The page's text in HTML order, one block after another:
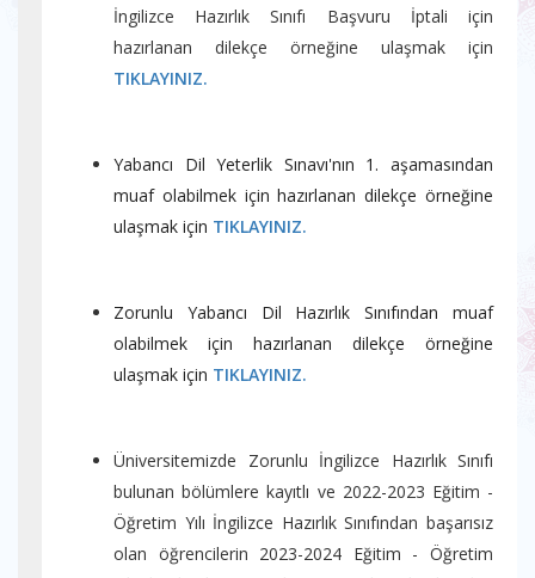
İngilizce Hazırlık Sınıfı Başvuru İptali için
hazırlanan dilekçe örneğine ulaşmak için
TIKLAYINIZ.
Yabancı Dil Yeterlik Sınavı'nın 1. aşamasından
muaf olabilmek için hazırlanan dilekçe örneğine
ulaşmak için TIKLAYINIZ.
Zorunlu Yabancı Dil Hazırlık Sınıfından muaf
olabilmek için hazırlanan dilekçe örneğine
ulaşmak için TIKLAYINIZ.
Üniversitemizde Zorunlu İngilizce Hazırlık Sınıfı
bulunan bölümlere kayıtlı ve 2022-2023 Eğitim -
Öğretim Yılı İngilizce Hazırlık Sınıfından başarısız
olan öğrencilerin 2023-2024 Eğitim - Öğretim